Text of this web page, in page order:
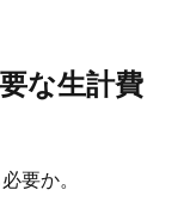
な生計費
要か。